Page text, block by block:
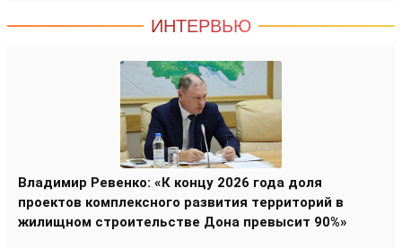
ИНТЕРВЬЮ
Владимир Ревенко: «К концу 2026 года доля
проектов комплексного развития территорий в
жилищном строительстве Дона превысит 90%»